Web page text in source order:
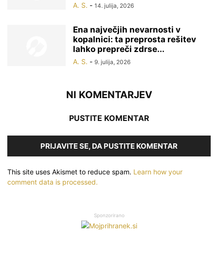
A. S. - 14. julija, 2026
Ena največjih nevarnosti v
kopalnici: ta preprosta rešitev
lahko prepreči zdrse...
A. S. - 9. julija, 2026
NI KOMENTARJEV
PUSTITE KOMENTAR
PRIJAVITE SE, DA PUSTITE KOMENTAR
This site uses Akismet to reduce spam. Learn how your
comment data is processed.
Sponzorirano